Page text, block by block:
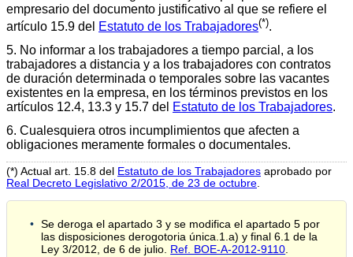
empresario del documento justificativo al que se refiere el
artículo 15.9 del Estatuto de los Trabajadores(*).
5. No informar a los trabajadores a tiempo parcial, a los
trabajadores a distancia y a los trabajadores con contratos
de duración determinada o temporales sobre las vacantes
existentes en la empresa, en los términos previstos en los
artículos 12.4, 13.3 y 15.7 del Estatuto de los Trabajadores.
6. Cualesquiera otros incumplimientos que afecten a
obligaciones meramente formales o documentales.
(*) Actual art. 15.8 del Estatuto de los Trabajadores aprobado por
Real Decreto Legislativo 2/2015, de 23 de octubre
Se deroga el apartado 3 y se modifica el apartado 5 por
las disposiciones derogotoria única.1.a) y final 6.1 de la
Ley 3/2012, de 6 de julio. Ref. BOE-A-2012-9110.